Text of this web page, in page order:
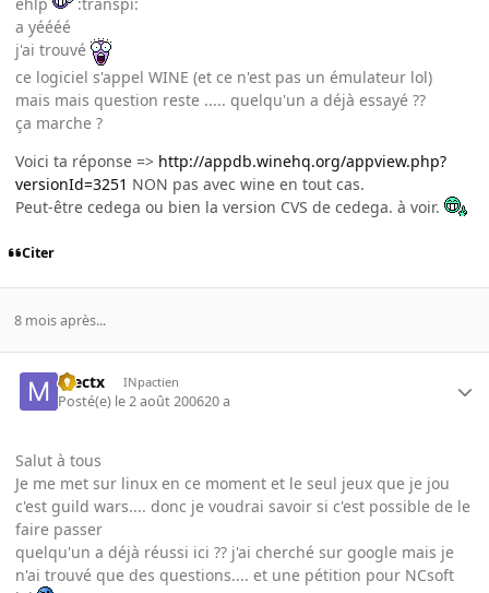
a yéééé
j'ai trouvé
ce logiciel s'appel WINE (et ce n'est pas un émulateur lol)
mais mais question reste ..... quelqu'un a déjà essayé ??
ça marche ?
Voici ta réponse => http://appdb.winehq.org/appview.php?
versionId=3251 NON pas avec wine en tout cas.
Peut-être cedega ou bien la version CVS de cedega. à voir.
Citer
8 mois après...
mectx INpactien
Posté(e) le 2 août 200620 a
Salut à tous
Je me met sur linux en ce moment et le seul jeux que je jou
c'est guild wars.... donc je voudrai savoir si c'est possible de le
faire passer
quelqu'un a déjà réussi ici ?? j'ai cherché sur google mais je
n'ai trouvé que des questions.... et une pétition pour NCsoft